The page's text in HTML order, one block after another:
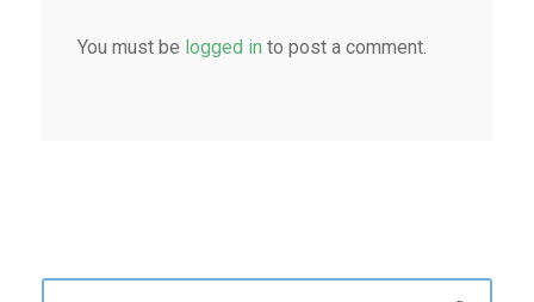
You must be logged in to post a comment.